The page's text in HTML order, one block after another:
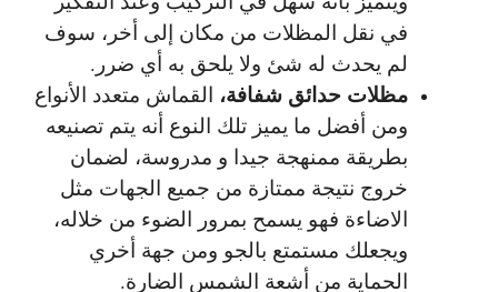
في نقل المظلات من مكان إلى أخر، سوف
لم يحدث له شئ ولا يلحق به أي ضرر.
مظلات حدائق شفافة، القماش متعدد الأنواع
ومن أفضل ما يميز تلك النوع أنه يتم تصنيعه
بطريقة ممنهجة جيدا و مدروسة، لضمان
خروج نتيجة ممتازة من جميع الجهات مثل
الاضاءة فهو يسمح بمرور الضوء من خلاله،
ويجعلك مستمتع بالجو ومن جهة أخري
الحماية من أشعة الشمس الضارة.